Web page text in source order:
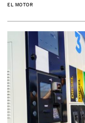
EL MOTOR